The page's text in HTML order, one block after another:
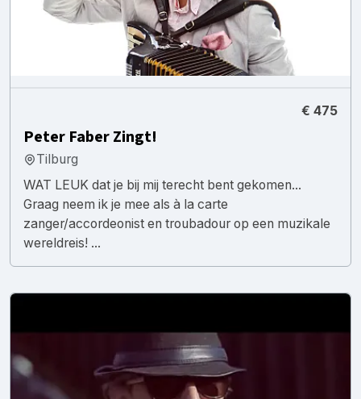
€ 475
Peter Faber Zingt!
Tilburg
WAT LEUK dat je bij mij terecht bent gekomen...
Graag neem ik je mee als à la carte
zanger/accordeonist en troubadour op een muzikale
wereldreis! ...